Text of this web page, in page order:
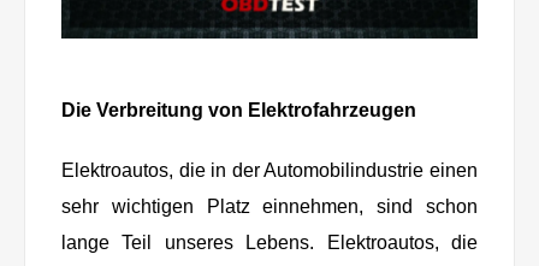
Die Verbreitung von Elektrofahrzeugen
Elektroautos, die in der Automobilindustrie einen
sehr wichtigen Platz einnehmen, sind schon
lange Teil unseres Lebens. Elektroautos, die